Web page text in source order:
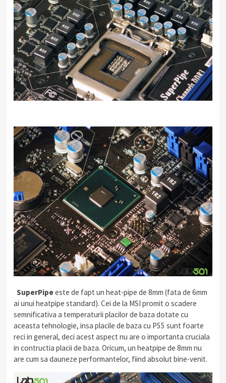
SuperPipeeste de fapt un heat-pipe de 8mm (fata de 6mm
ai unui heatpipe standard). Cei de la MSI promit o scadere
semnificativa a temperaturii placilor de baza dotate cu
aceasta tehnologie, insa placile de baza cu P55 sunt foarte
reci in general, deci acest aspect nu are o importanta cruciala
in contructia placii de baza. Oricum, un heatpipe de 8mm nu
are cum sa dauneze performantelor, fiind absolut bine-venit.